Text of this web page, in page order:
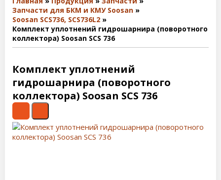
Запчасти для БКМ и КМУ Soosan
Soosan SCS736, SCS736L2
Комплект уплотнений гидрошарнира (поворотного
коллектора) Soosan SCS 736
Комплект уплотнений
гидрошарнира (поворотного
коллектора) Soosan SCS 736